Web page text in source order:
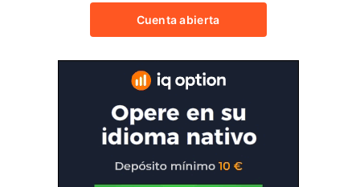
Cuenta abierta